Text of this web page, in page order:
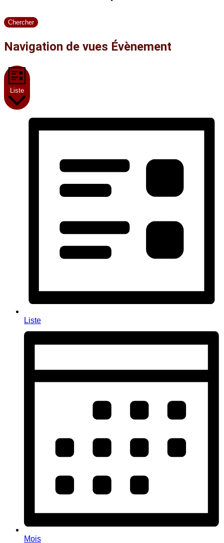
Chercher
Navigation de vues Évènement
Liste
Liste
Mois